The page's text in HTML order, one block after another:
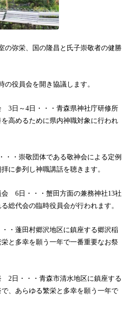
弥栄、国の隆昌と氏子崇敬者の健勝
役員会を開き協議します。
3日～4日・・・青森県神社庁研修所
高めるために県内神職対象に行われ
・崇敬団体である敬神会による定例
に参列し神職講話を聴きます。
6日・・・蟹田方面の兼務神社13社
総代会の臨時役員会が行われます。
・蓬田村郷沢地区に鎮座する郷沢稲
と多幸を願う一年で一番重要なお祭
2日・・・青森市清水地区に鎮座する
、あらゆる繁栄と多幸を願う一年で